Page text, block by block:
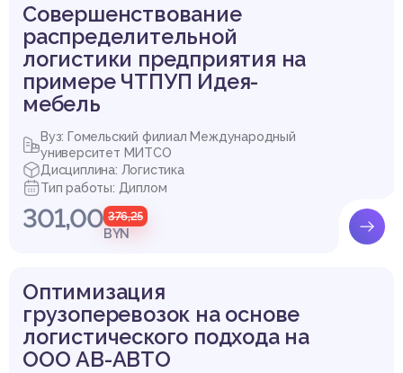
Совершенствование
распределительной
логистики предприятия на
примере ЧТПУП Идея-
мебель
Вуз: Гомельский филиал Международный
университет МИТСО
Дисциплина: Логистика
Тип работы: Диплом
301,00 376,25
BYN
Оптимизация
грузоперевозок на основе
логистического подхода на
ООО АВ-АВТО